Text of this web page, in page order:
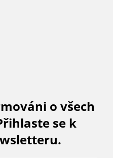
o všech
se k